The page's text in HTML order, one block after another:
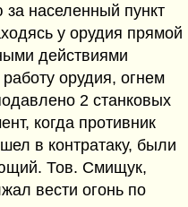
населенный пункт
у орудия прямой
действиями
орудия, огнем
2 станковых
когда противник
в контратаку, были
Тов. Смищук,
вести огонь по